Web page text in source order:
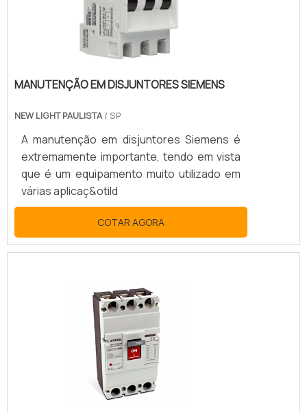
MANUTENÇÃO EM DISJUNTORES SIEMENS
NEW LIGHT PAULISTA/ SP
A manutenção em disjuntores Siemens é
extremamente importante, tendo em vista
que é um equipamento muito utilizado em
várias aplicaç&otild
COTAR AGORA